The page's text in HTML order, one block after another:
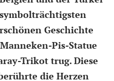
Geschichte
Pis-Statue
Trikot trug. Diese
die Herzen